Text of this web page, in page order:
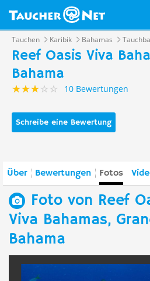
Tauchen Karibik Bahamas
Reef Oasis Viva
Bahama
10 Bewertungen
Schreibe eine Bewertung
Über Bewertungen Fotos
Foto von Reef
Viva Bahamas,
Bahama